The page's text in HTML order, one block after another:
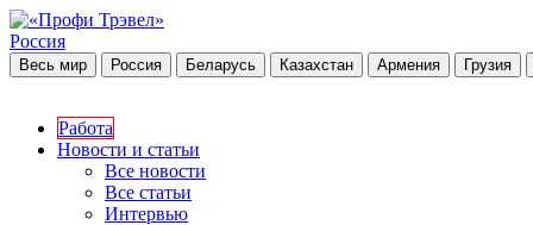
Россия
Весь мир Россия Беларусь Казахстан Армения Грузия
Работа
Новости и статьи
Все новости
Все статьи
Интервью